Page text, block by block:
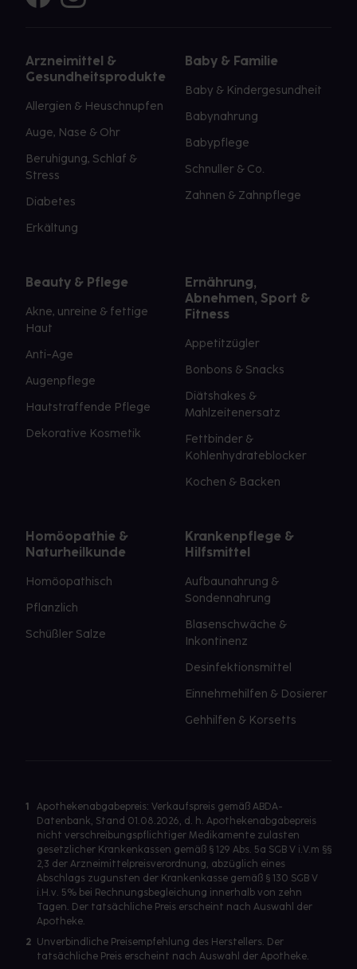
Arzneimittel &
Gesundheitsprodukte
Allergien & Heuschnupfen
Auge, Nase & Ohr
Beruhigung, Schlaf &
Stress
Diabetes
Erkältung
Baby & Familie
Baby & Kindergesundheit
Babynahrung
Babypflege
Schnuller & Co.
Zahnen & Zahnpflege
Beauty & Pflege
Akne, unreine & fettige
Haut
Anti-Age
Augenpflege
Hautstraffende Pflege
Dekorative Kosmetik
Ernährung,
Abnehmen, Sport &
Fitness
Appetitzügler
Bonbons & Snacks
Diätshakes &
Mahlzeitenersatz
Fettbinder &
Kohlenhydrateblocker
Kochen & Backen
Homöopathie &
Naturheilkunde
Homöopathisch
Pflanzlich
Schüßler Salze
Krankenpflege &
Hilfsmittel
Aufbaunahrung &
Sondennahrung
Blasenschwäche &
Inkontinenz
Desinfektionsmittel
Einnehmehilfen & Dosierer
Gehhilfen & Korsetts
1
Apothekenabgabepreis: Verkaufspreis gemäß ABDA-
Datenbank, Stand 01.08.2026, d. h. Apothekenabgabepreis
nicht verschreibungspflichtiger Medikamente zulasten
gesetzlicher Krankenkassen gemäß § 129 Abs. 5a SGB V i.V.m §§
2,3 der Arzneimittelpreisverordnung, abzüglich eines
Abschlags zugunsten der Krankenkasse gemäß § 130 SGB V
i.H.v. 5% bei Rechnungsbegleichung innerhalb von zehn
Tagen. Der tatsächliche Preis erscheint nach Auswahl der
Apotheke.
2 Unverbindliche Preisempfehlung des Herstellers. Der
tatsächliche Preis erscheint nach Auswahl der Apotheke.